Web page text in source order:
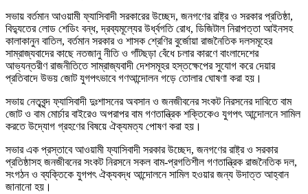
সভায় বর্তমান আওয়ামী ফ্যাসিবাদী সরকারের উচ্ছেদ, জনগণের রাষ্ট্র ও সরকার প্রতিষ্ঠা,
বিদ্যুতের লোড শেডিং বন্ধ, দ্রব্যমূল্যের উর্ধ্বগতি রোধ, ডিজিটাল নিরাপত্তা আইনসহ
কালাকানুন বাতিল, বর্তমান সরকার ও শাসক শ্রেণির বুর্জোয়া রাজনৈতিক দলসমূহের
সাম্রাজ্যবাদের কাছে নতজানু নীতি ও গাঁটছড়া বেঁধে চলার কারণে বাংলাদেশের
আভ্যন্তরীণ রাজনীতিতে সাম্রাজ্যবাদী দেশসমূহর হস্তক্ষেপের সুযোগ করে দেয়ার
প্রতিবাদে উভয় জোট যুগপৎভাবে গণআন্দোলন গড়ে তোলার ঘোষণা করা হয়।
সভায় নেতৃবৃন্দ ফ্যাসিবাদী দুঃশাসনের অবসান ও জনজীবনের সংকট নিরসনের দাবিতে বাম
জোট ও বাম মোর্চার বাইরেও অপরাপর বাম গণতান্ত্রিক শক্তিকেও যুগপৎ আন্দোলনে সামিল
করতে উদ্যোগ গ্রহণের বিষয়ে ঐক্যমত্য পোষণ করা হয়।
সভার এক প্রস্তাবে আওয়ামী ফ্যাসিবাদী সরকার উচ্ছেদ, জনগণের রাষ্ট্র ও সরকার
প্রতিষ্ঠাসহ জনজীবনের সংকট নিরসনে সকল বাম-প্রগতিশীল গণতান্ত্রিক রাজনৈতিক দল,
সংগঠন ও ব্যক্তিকে যুগপৎ ঐক্যবদ্ধ আন্দোলনে সামিল হওয়ার জন্য উদাত্ত আহ্বান
জানানো হয়।